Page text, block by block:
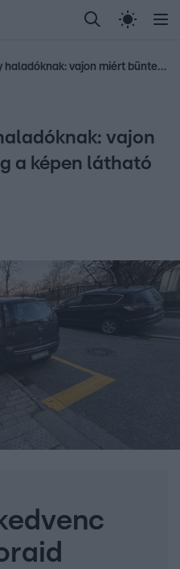
Randi Celeb vagyok,
Most Wanted Gallusz
KRESZ-feladvány haladóknak: vajon miért büntették meg a képen látható autóst?
vajon
a képen látható